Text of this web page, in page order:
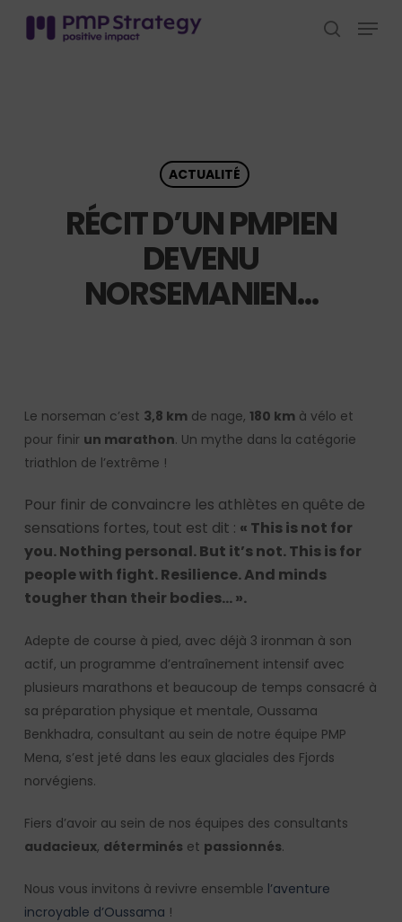
search
Menu
ACTUALITÉ
RÉCIT D’UN PMPIEN
DEVENU
NORSEMANIEN…
Le norseman c’est 3,8 kmde nage, 180 kmà vélo et
pour finir un marathon. Un mythe dans la catégorie
triathlon de l’extrême !
Pour finir de convaincre les athlètes en quête de
sensations fortes, tout est dit : « This is not for
you. Nothing personal. But it’s not. This is for
people with fight. Resilience. And minds
tougher than their bodies… ».
Adepte de course à pied, avec déjà 3 ironman à son
actif, un programme d’entraînement intensif avec
plusieurs marathons et beaucoup de temps consacré à
sa préparation physique et mentale, Oussama
Benkhadra, consultant au sein de notre équipe PMP
Mena, s’est jeté dans les eaux glaciales des Fjords
norvégiens.
Fiers d’avoir au sein de nos équipes des consultants
audacieux, déterminés et passionnés.
Nous vous invitons à revivre ensemble l’aventure
incroyable d’Oussama !